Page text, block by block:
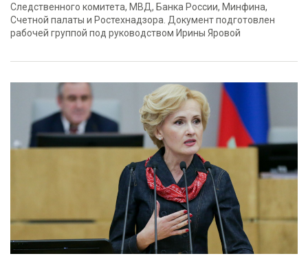
Следственного комитета, МВД, Банка России, Минфина,
Счетной палаты и Ростехнадзора. Документ подготовлен
рабочей группой под руководством Ирины Яровой